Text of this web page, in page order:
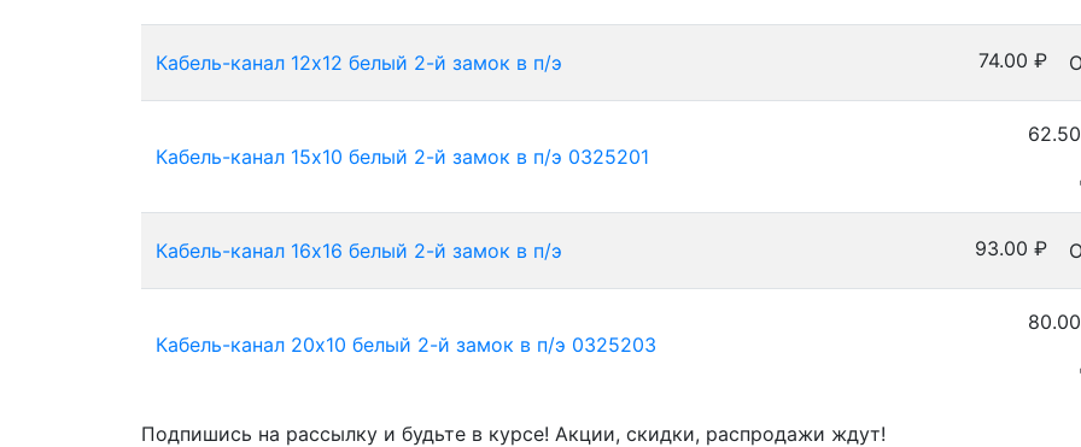
Кабель-канал 12х12 белый 2-й замок в п/э 74.00 ₽
Кабель-канал 15х10 белый 2-й замок в п/э 0325201
62.50
Кабель-канал 16х16 белый 2-й замок в п/э 93.00 ₽
Кабель-канал 20х10 белый 2-й замок в п/э 0325203
80.00
Подпишись на рассылку и будьте в курсе! Акции, скидки, распродажи ждут!